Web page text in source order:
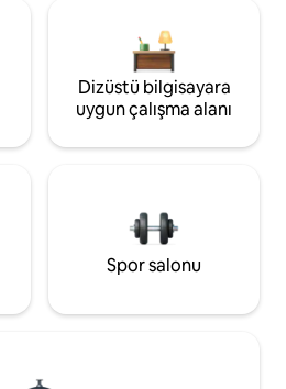
Dizüstü bilgisayara
uygun çalışma alanı
Spor salonu